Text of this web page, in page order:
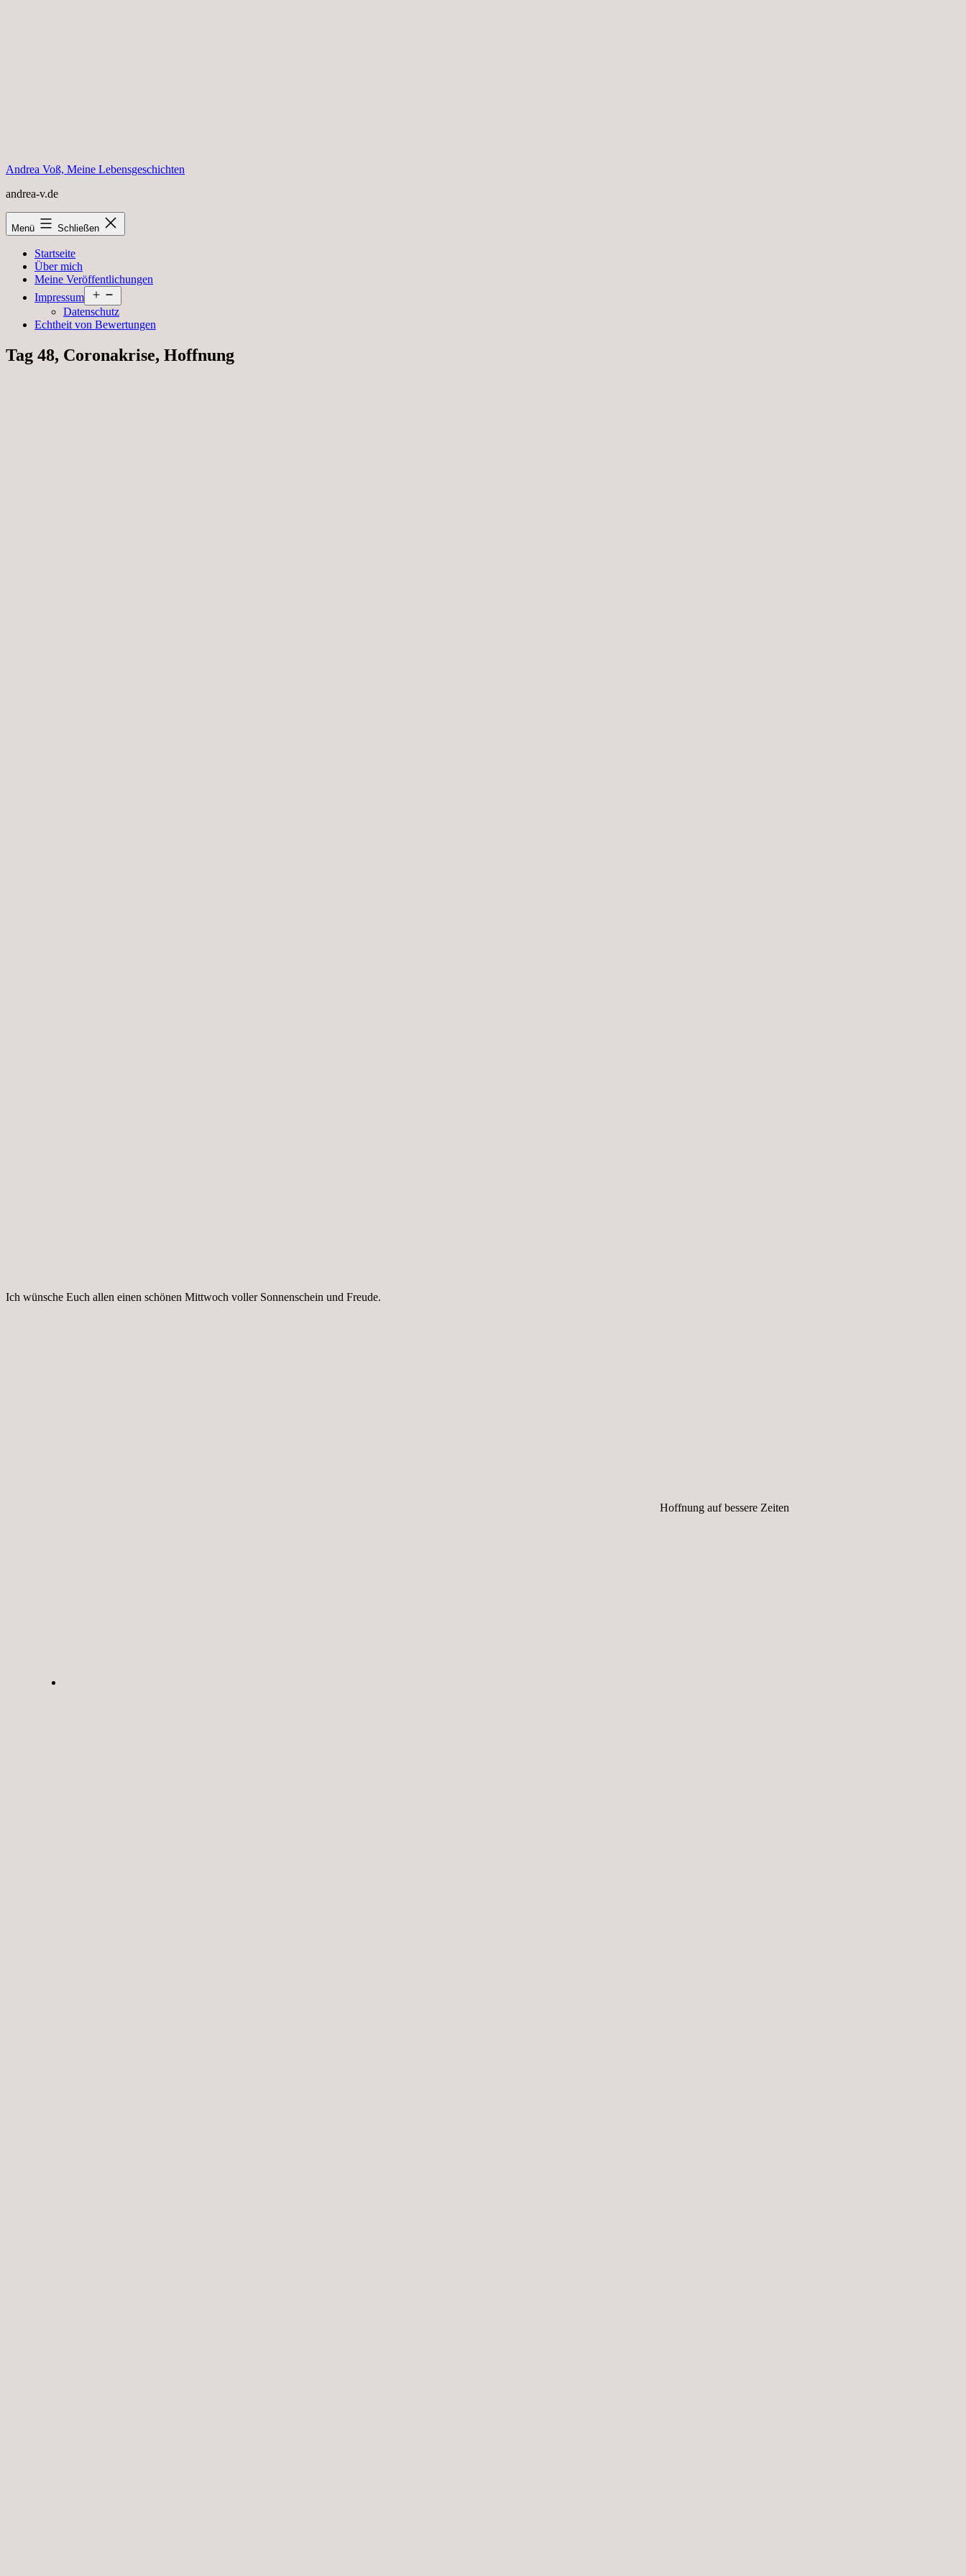
Andrea Voß, Meine Lebensgeschichten
andrea-v.de
Menü Schließen
Startseite
Über mich
Meine Veröffentlichungen
Impressum
öffnen
Datenschutz
Echtheit von Bewertungen
Tag 48, Coronakrise, Hoffnung
Ich wünsche Euch allen einen schönen Mittwoch voller Sonnenschein und Freude.
Hoffnung auf bessere Zeiten